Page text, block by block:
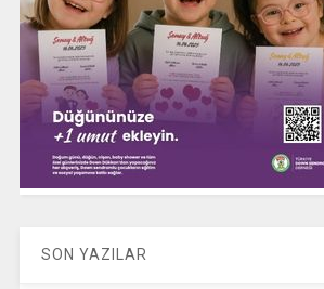
SON YAZILAR